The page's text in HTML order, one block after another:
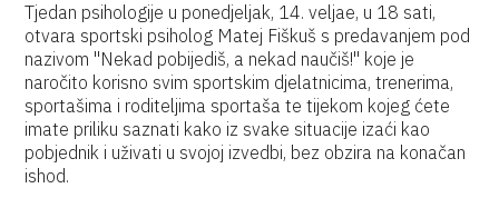
Tjedan psihologije u ponedjeljak, 14. veljae, u 18 sati,
otvara sportski psiholog Matej Fiškuš s predavanjem pod
nazivom "Nekad pobijediš, a nekad naučiš!" koje je
naročito korisno svim sportskim djelatnicima, trenerima,
sportašima i roditeljima sportaša te tijekom kojeg ćete
imate priliku saznati kako iz svake situacije izaći kao
pobjednik i uživati u svojoj izvedbi, bez obzira na konačan
ishod.